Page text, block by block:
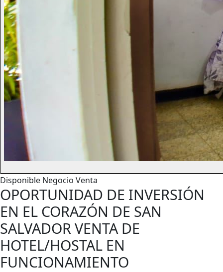
Disponible Negocio Venta
OPORTUNIDAD DE INVERSIÓN
EN EL CORAZÓN DE SAN
SALVADOR VENTA DE
HOTEL/HOSTAL EN
FUNCIONAMIENTO